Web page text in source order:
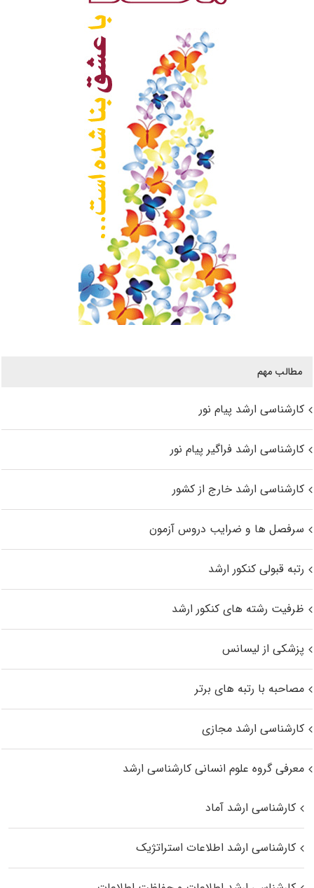
مطالب مهم
کارشناسی ارشد پیام نور
کارشناسی ارشد فراگیر پیام نور
کارشناسی ارشد خارج از کشور
سرفصل ها و ضرایب دروس آزمون
رتبه قبولی کنکور ارشد
ظرفیت رشته های کنکور ارشد
پزشکی از لیسانس
مصاحبه با رتبه های برتر
کارشناسی ارشد مجازی
معرفی گروه علوم انسانی کارشناسی ارشد
کارشناسی ارشد آماد
کارشناسی ارشد اطلاعات استراتژیک